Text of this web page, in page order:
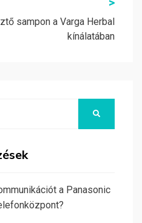
sampon a Varga Herbal
kínálatában
a Panasonic